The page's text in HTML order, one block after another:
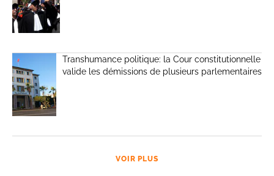
Transhumance politique: la Cour constitutionnelle
valide les démissions de plusieurs parlementaires
VOIR PLUS